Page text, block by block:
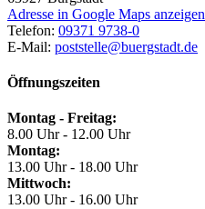
Adresse in Google Maps anzeigen
Telefon: 09371 9738-0
E-Mail: poststelle@buergstadt.de
Öffnungszeiten
Montag - Freitag:
8.00 Uhr - 12.00 Uhr
Montag:
13.00 Uhr - 18.00 Uhr
Mittwoch:
13.00 Uhr - 16.00 Uhr